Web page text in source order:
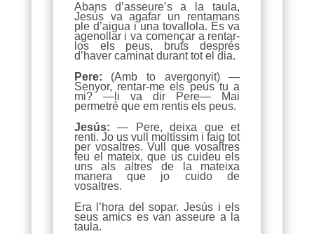
Abans d’asseure’s a la taula,
Jesús va agafar un rentamans
ple d’aigua i una tovallola. Es va
agenollar i va començar a rentar-
los els peus, bruts després
d’haver caminat durant tot el dia.
Pere: (Amb to avergonyit) —
Senyor, rentar-me els peus tu a
mi? —li va dir Pere— Mai
permetré que em rentis els peus.
Jesús: — Pere, deixa que et
renti. Jo us vull moltíssim i faig tot
per vosaltres. Vull que vosaltres
feu el mateix, que us cuideu els
uns als altres de la mateixa
manera que jo cuido de
vosaltres.
Era l’hora del sopar. Jesús i els
seus amics es van asseure a la
taula.